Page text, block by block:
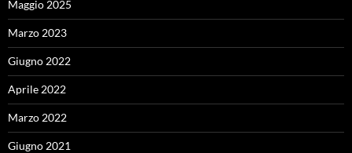
Maggio 2025
Marzo 2023
Giugno 2022
Aprile 2022
Marzo 2022
Giugno 2021